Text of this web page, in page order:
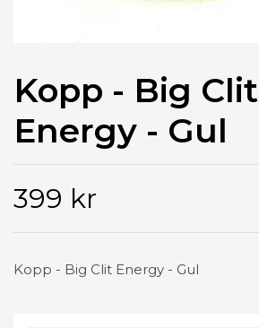
Kopp - Big Clit
Energy - Gul
399 kr
Kopp - Big Clit Energy - Gul